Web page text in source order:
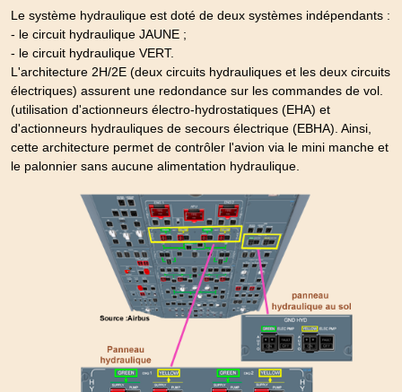
Le système hydraulique est doté de deux systèmes indépendants :
- le circuit hydraulique JAUNE ;
- le circuit hydraulique VERT.
L'architecture 2H/2E (deux circuits hydrauliques et les deux circuits
électriques) assurent une redondance sur les commandes de vol.
(utilisation d'actionneurs électro-hydrostatiques (EHA) et
d'actionneurs hydrauliques de secours électrique (EBHA). Ainsi,
cette architecture permet de contrôler l'avion via le mini manche et
le palonnier sans aucune alimentation hydraulique.